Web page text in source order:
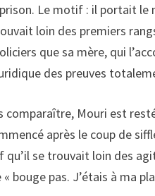
Le motif : il portait
loin des premiers
que sa mère, qui
des preuves
comparaître, Mouri est
après le coup de
qu’il se trouvait loin des
bouge pas. J’étais à ma